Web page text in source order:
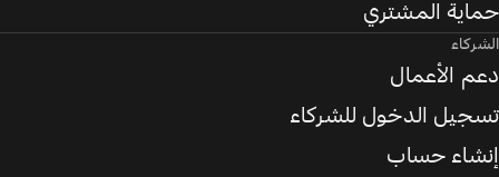
حماية المشتري
الشركاء
دعم الأعمال
تسجيل الدخول للشركاء
إنشاء حساب